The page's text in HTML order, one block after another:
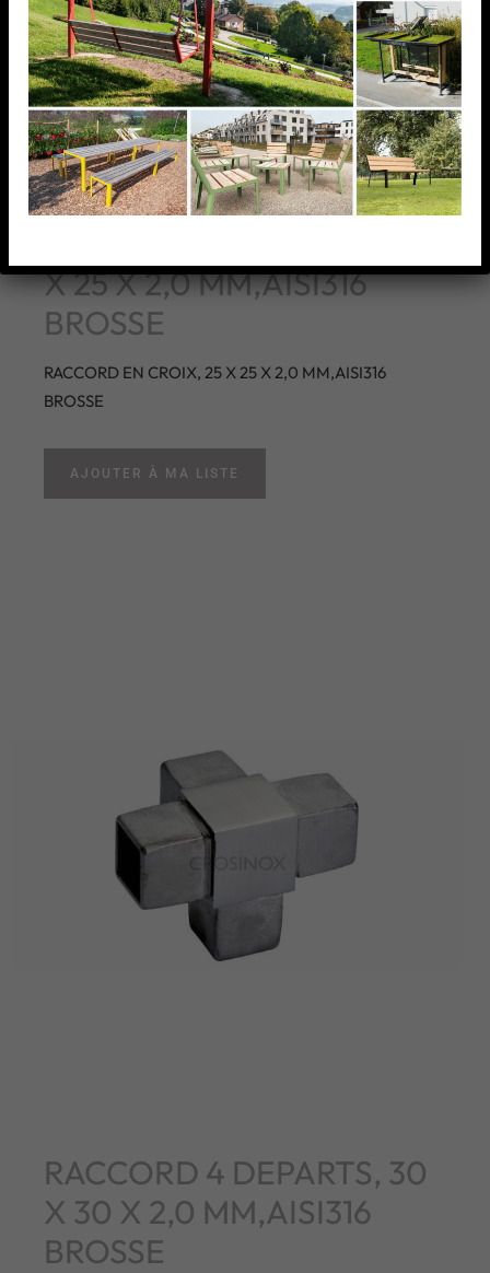
X 25 X 2,0 MM,AISI316
BROSSE
RACCORD EN CROIX, 25 X 25 X 2,0 MM,AISI316
BROSSE
AJOUTER À MA LISTE
RACCORD 4 DEPARTS, 30
X 30 X 2,0 MM,AISI316
BROSSE